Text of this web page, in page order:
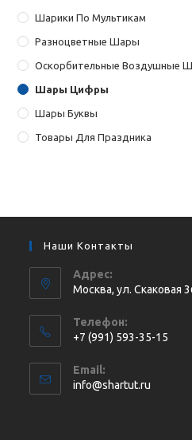
Шарики По Мультикам
Разноцветные Шары
Оскорбительные Воздушные
Шары Цифры
Шары Буквы
Товары Для Праздника
Наши Контакты
Адрес:
Москва, ул. Cкаковая
Телефон:
+7 (991) 593-35-15
в
вашем
Email:
info@shartut.ru